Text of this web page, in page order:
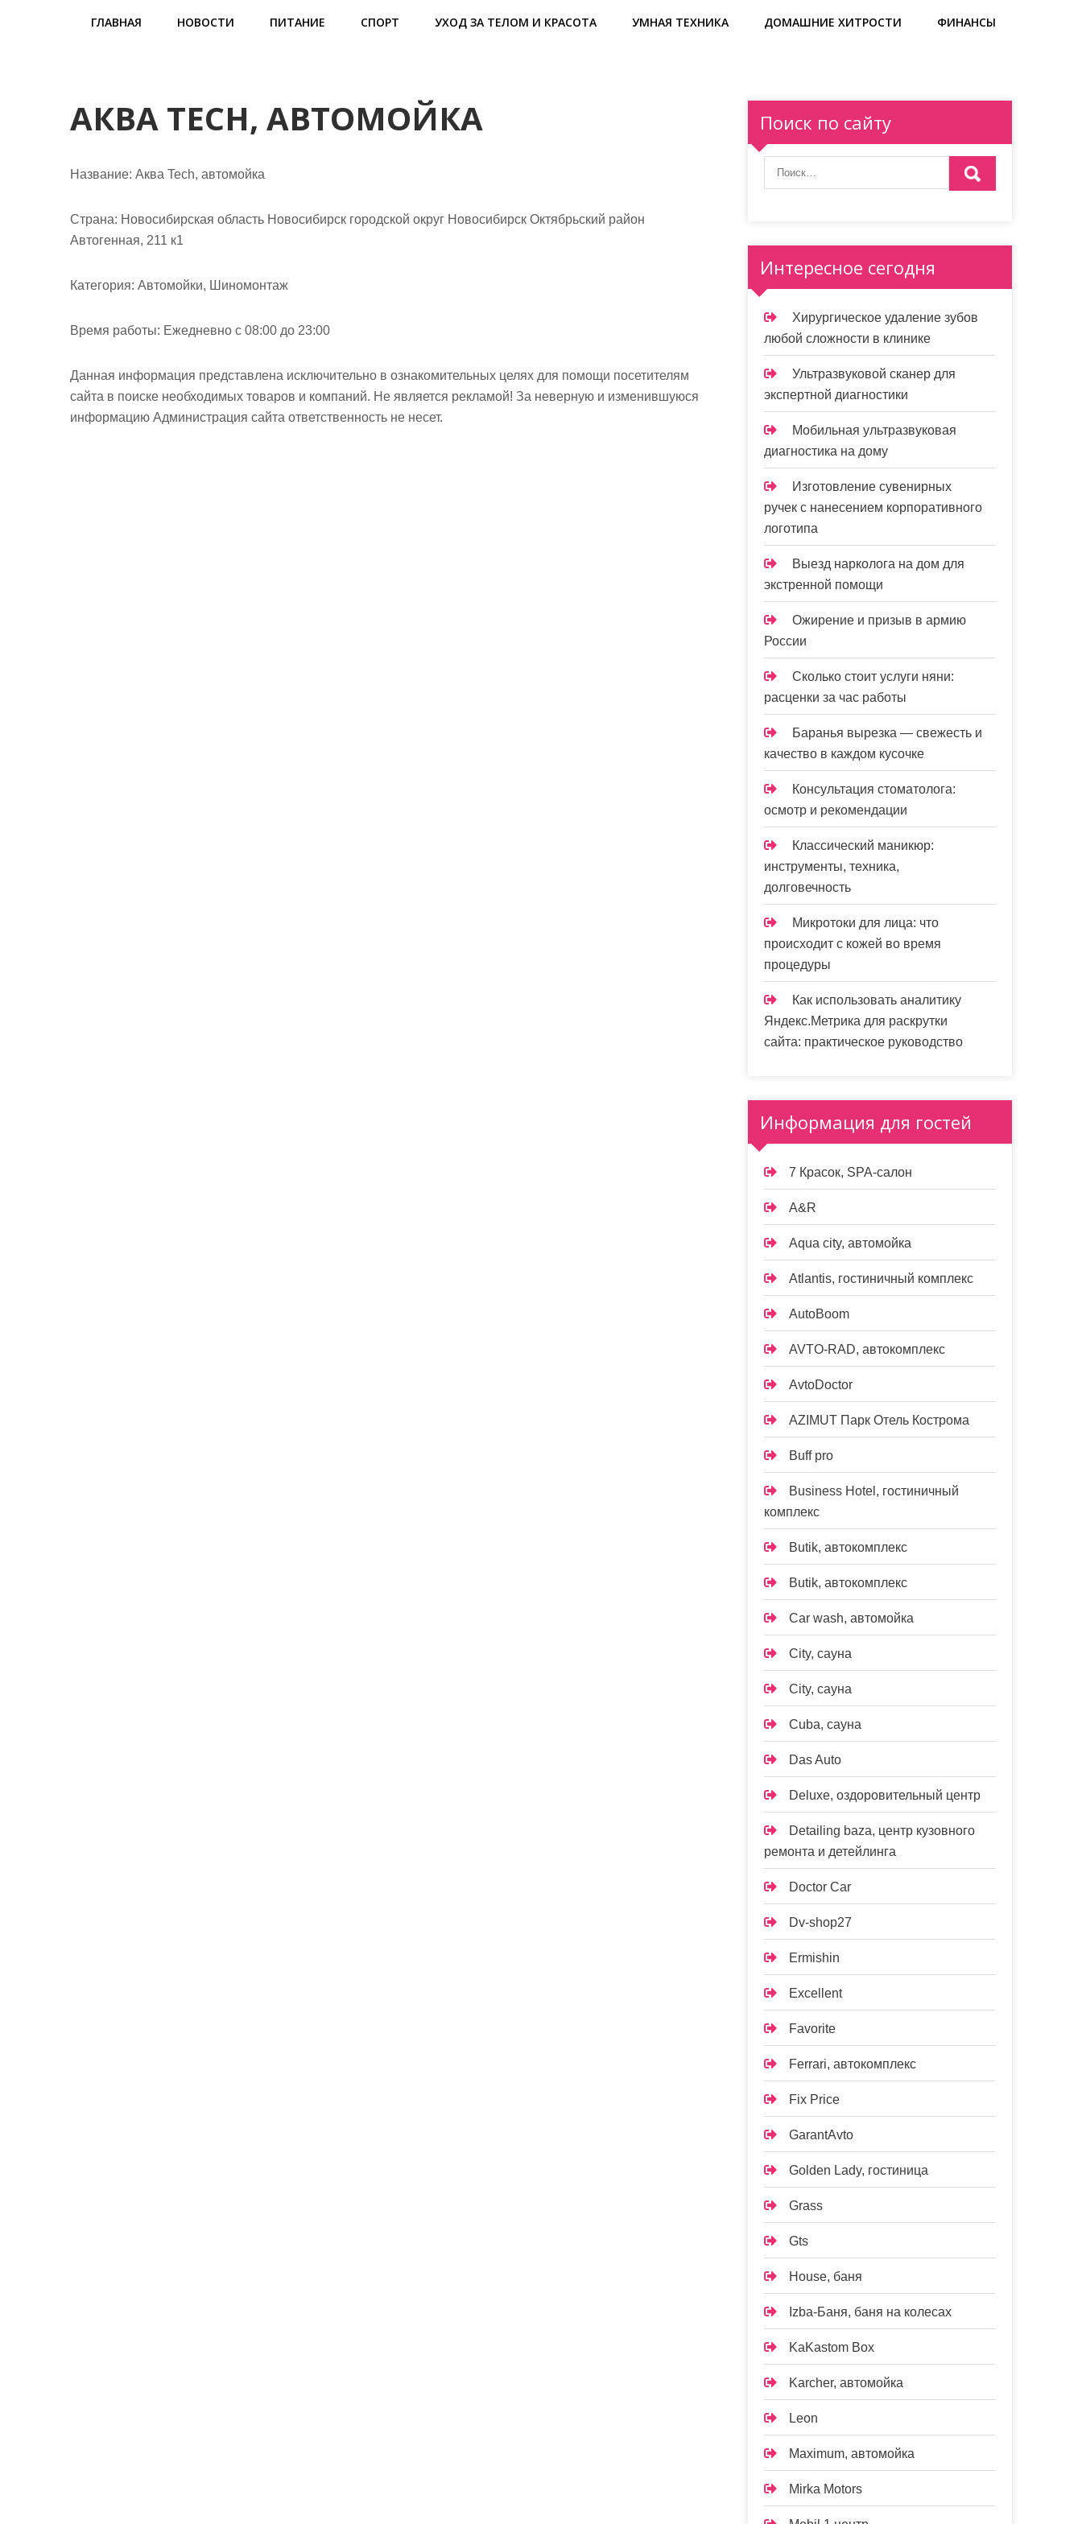
ГЛАВНАЯ НОВОСТИ ПИТАНИЕ СПОРТ УХОД ЗА ТЕЛОМ И КРАСОТА УМНАЯ ТЕХНИКА ДОМАШНИЕ ХИТРОСТИ ФИНАНСЫ
АКВА TECH, АВТОМОЙКА
Название: Аква Tech, автомойка
Страна: Новосибирская область Новосибирск городской округ Новосибирск Октябрьский район
Автогенная, 211 к1
Категория: Автомойки, Шиномонтаж
Время работы: Ежедневно с 08:00 до 23:00
Данная информация представлена исключительно в ознакомительных целях для помощи посетителям
сайта в поиске необходимых товаров и компаний. Не является рекламой! За неверную и изменившуюся
информацию Администрация сайта ответственность не несет.
Поиск по сайту
Интересное сегодня
Хирургическое удаление зубов
любой сложности в клинике
Ультразвуковой сканер для
экспертной диагностики
Мобильная ультразвуковая
диагностика на дому
Изготовление сувенирных
ручек с нанесением корпоративного
логотипа
Выезд нарколога на дом для
экстренной помощи
Ожирение и призыв в армию
России
Сколько стоит услуги няни:
расценки за час работы
Баранья вырезка — свежесть и
качество в каждом кусочке
Консультация стоматолога:
осмотр и рекомендации
Классический маникюр:
инструменты, техника,
долговечность
Микротоки для лица: что
происходит с кожей во время
процедуры
Как использовать аналитику
Яндекс.Метрика для раскрутки
сайта: практическое руководство
Информация для гостей
7 Красок, SPA-салон
A&R
Aqua city, автомойка
Atlantis, гостиничный комплекс
AutoBoom
AVTO-RAD, автокомплекс
AvtoDoctor
AZIMUT Парк Отель Кострома
Buff pro
Business Hotel, гостиничный
комплекс
Butik, автокомплекс
Butik, автокомплекс
Car wash, автомойка
City, сауна
City, сауна
Cuba, сауна
Das Auto
Deluxe, оздоровительный центр
Detailing baza, центр кузовного
ремонта и детейлинга
Doctor Car
Dv-shop27
Ermishin
Excellent
Favorite
Ferrari, автокомплекс
Fix Price
GarantAvto
Golden Lady, гостиница
Grass
Gts
House, баня
Izba-Баня, баня на колесах
KaKastom Box
Karcher, автомойка
Leon
Maximum, автомойка
Mirka Motors